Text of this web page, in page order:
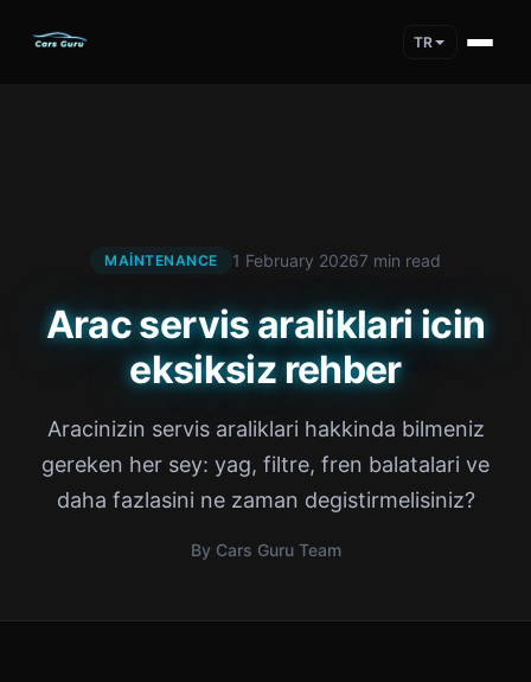
TR
MAINTENANCE 1 February 20267 min read
Arac servis araliklari icin
eksiksiz rehber
Aracinizin servis araliklari hakkinda bilmeniz
gereken her sey: yag, filtre, fren balatalari ve
daha fazlasini ne zaman degistirmelisiniz?
By Cars Guru Team